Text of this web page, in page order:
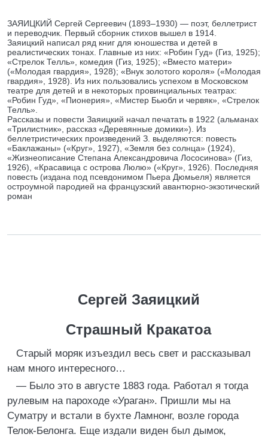
ЗАЯИЦКИЙ Сергей Сергеевич (1893–1930) — поэт, беллетрист
и переводчик. Первый сборник стихов вышел в 1914.
Заяицкий написал ряд книг для юношества и детей в
реалистических тонах. Главные из них: «Робин Гуд» (Гиз, 1925);
«Стрелок Телль», комедия (Гиз, 1925); «Вместо матери»
(«Молодая гвардия», 1928); «Внук золотого короля» («Молодая
гвардия», 1928). Из них пользовались успехом в Московском
театре для детей и в некоторых провинциальных театрах:
«Робин Гуд», «Пионерия», «Мистер Бьюбл и червяк», «Стрелок
Телль».
Рассказы и повести Заяицкий начал печатать в 1922 (альманах
«Трилистник», рассказ «Деревянные домики»). Из
беллетристических произведений З. выделяются: повесть
«Баклажаны» («Круг», 1927), «Земля без солнца» (1924),
«Жизнеописание Степана Александровича Лососинова» (Гиз,
1926), «Красавица с острова Люлю» («Круг», 1926). Последняя
повесть (издана под псевдонимом Пьера Дюмьеля) является
остроумной пародией на французский авантюрно-экзотический
роман
Сергей Заяицкий
Страшный Кракатоа
Старый моряк изъездил весь свет и рассказывал
нам много интересного…
— Было это в августе 1883 года. Работал я тогда
рулевым на пароходе «Ураган». Пришли мы на
Суматру и встали в бухте Ламнонг, возле города
Телок-Белонга. Еще издали виден был дымок,